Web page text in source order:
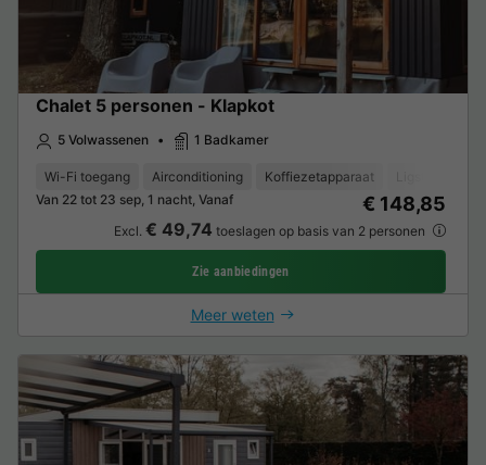
Chalet 5 personen - Klapkot
5 Volwassenen 1 Badkamer
Wi-Fi toegang Airconditioning Koffiezetapparaat
Van 22 tot 23 sep, 1 nacht, Vanaf
€ 148,85
Excl. € 49,74 toeslagen op basis van 2 personen
Zie aanbiedingen
Meer weten